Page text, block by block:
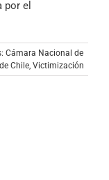
por el
Cámara Nacional de
Chile, Victimización